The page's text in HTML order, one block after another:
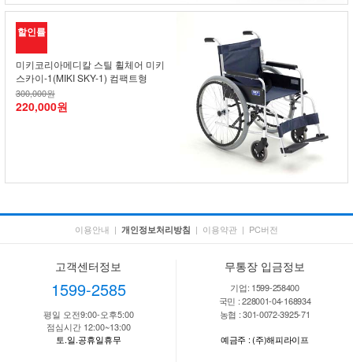
할인률
미키코리아메디칼 스틸 휠체어 미키
스카이-1(MIKI SKY-1) 컴팩트형
300,000원
220,000원
이용안내 | 개인정보처리방침 | 이용약관 | PC버전
고객센터정보
1599-2585
평일 오전9:00-오후5:00
점심시간 12:00~13:00
토.일.공휴일휴무
무통장 입금정보
기업: 1599-258400
국민 : 228001-04-168934
농협 : 301-0072-3925-71
예금주 : (주)해피라이프